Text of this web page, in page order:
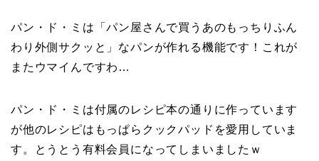
パン・ド・ミは「パン屋さんで買うあのもっちりふん
わり外側サクッと」なパンが作れる機能です！これが
またウマイんですわ…
パン・ド・ミは付属のレシピ本の通りに作っています
が他のレシピはもっぱらクックパッドを愛用していま
す。とうとう有料会員になってしまいましたｗ